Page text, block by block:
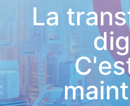
La